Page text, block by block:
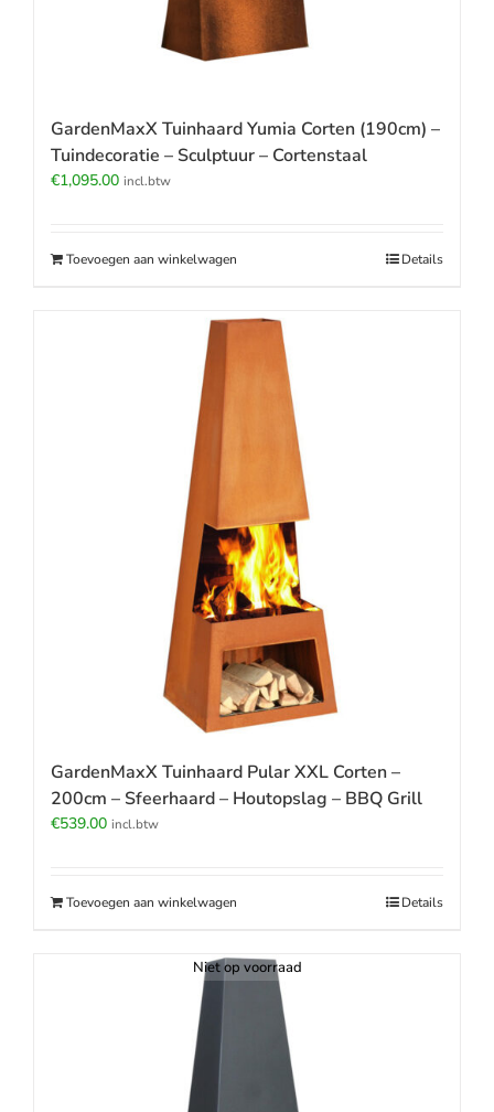
GardenMaxX Tuinhaard Yumia Corten (190cm) –
Tuindecoratie – Sculptuur – Cortenstaal
€1,095.00 incl.btw
Toevoegen aan winkelwagen Details
GardenMaxX Tuinhaard Pular XXL Corten –
200cm – Sfeerhaard – Houtopslag – BBQ Grill
€539.00 incl.btw
Toevoegen aan winkelwagen Details
Niet op voorraad